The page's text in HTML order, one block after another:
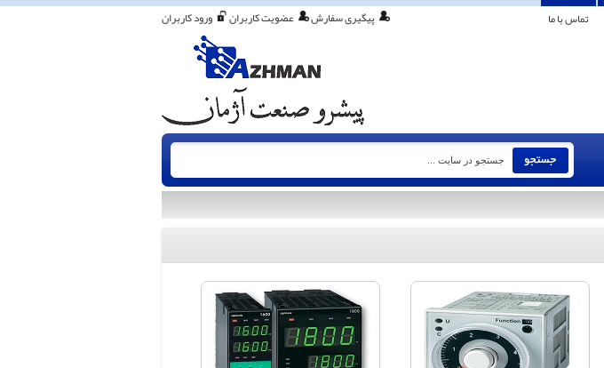
ورود کاربران عضویت کاربران پیگیری سفارش تماس با ما